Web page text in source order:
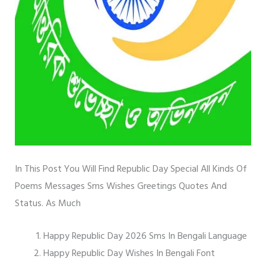
In This Post You Will Find Republic Day Special All Kinds Of
Poems Messages Sms Wishes Greetings Quotes And
Status. As Much
Happy Republic Day 2026 Sms In Bengali Language
Happy Republic Day Wishes In Bengali Font